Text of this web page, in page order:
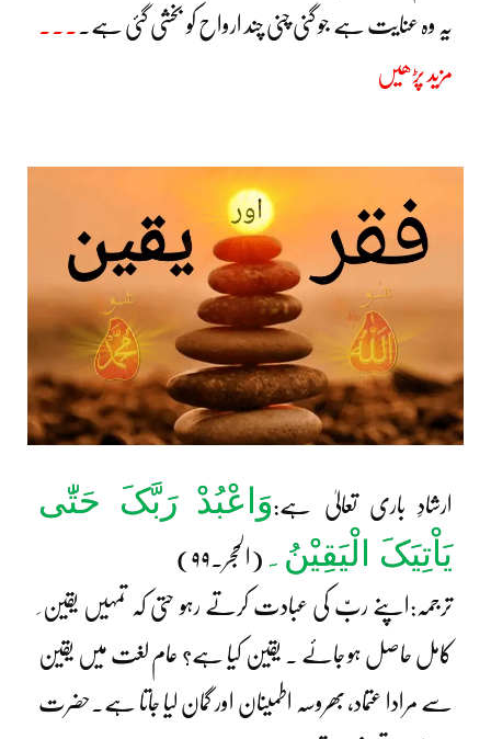
یہ وہ عنایت ہے جو گنی چنی چند ارواح کو بخشی گئی ہے۔
مزید پڑھیں
ارشادِ باری تعالیٰ ہے:وَاعْبُدْ رَبَّکَ حَتّٰی
یَاْتِیَکَ الْیَقِیْنُ۔ (الحجر۔۹۹)
ترجمہ:اپنے ربّ کی عبادت کرتے رہو حتی کہ تمہیں یقین ِ
کامل حاصل ہو جائے ۔ یقین کیا ہے؟ عام لغت میں یقین
سے مرادا عتماد، بھروسہ اطمینان اور گمان لیا جاتا ہے۔حضرت